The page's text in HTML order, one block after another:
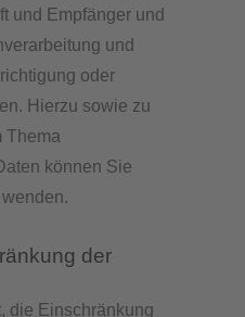
und Empfänger und
und
oder
Hierzu sowie zu
Thema
können Sie
der
die Einschränkung